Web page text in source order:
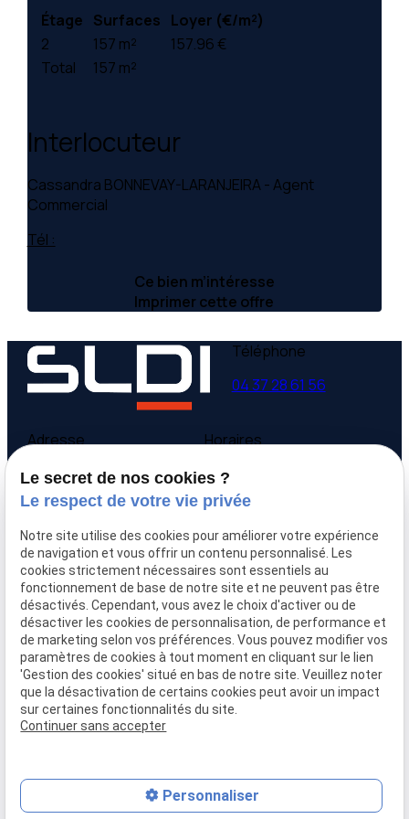
Étage Surfaces Loyer (€/m²)
2
157 m²
157.96 €
Total
157 m²
Interlocuteur
Cassandra BONNEVAY-LARANJEIRA - Agent
Commercial
Tél :
Ce bien m’intéresse
Imprimer cette offre
Téléphone
04 37 28 61 56
Adresse
9 avenue Victor Hugo
69160 Tassin la Demi-
Lune
Horaires
Lundi - Vendredi
09:00-12:00,
Accueil
Qui sommes-nous
Nos biens
Prix immobilier
Confier mon bien
Rejoignez-nous
Contact
Le secret de nos cookies ?
Le respect de votre vie privée
Notre site utilise des cookies pour améliorer votre expérience
de navigation et vous offrir un contenu personnalisé. Les
cookies strictement nécessaires sont essentiels au
fonctionnement de base de notre site et ne peuvent pas être
désactivés. Cependant, vous avez le choix d'activer ou de
désactiver les cookies de personnalisation, de performance et
de marketing selon vos préférences. Vous pouvez modifier vos
paramètres de cookies à tout moment en cliquant sur le lien
'Gestion des cookies' situé en bas de notre site. Veuillez noter
que la désactivation de certains cookies peut avoir un impact
sur certaines fonctionnalités du site.
Continuer sans accepter
Personnaliser